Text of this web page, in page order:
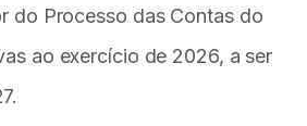
do Processo das Contas do
ao exercício de 2026, a ser